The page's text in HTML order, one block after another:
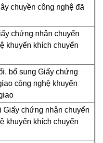
chuyền công nghệ đã
chứng nhận chuyển
khuyến khích chuyển
bổ sung Giấy chứng
công nghệ khuyến
Giấy chứng nhận chuyển
khuyến khích chuyển